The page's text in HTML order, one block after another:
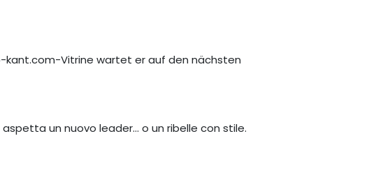
kant.com-Vitrine wartet er auf den nächsten
un nuovo leader… o un ribelle con stile.